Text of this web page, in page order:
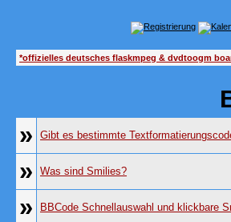
*offizielles deutsches flaskmpeg & dvdtoogm
»
Gibt es bestimmte
» Was sind Smilies?
» BBCode Schnellauswahl und klickbare